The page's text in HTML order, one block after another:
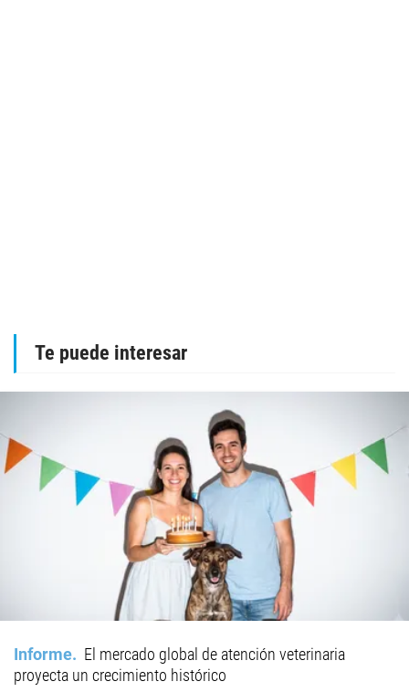
Te puede interesar
Informe
El mercado global de atención veterinaria
proyecta un crecimiento histórico